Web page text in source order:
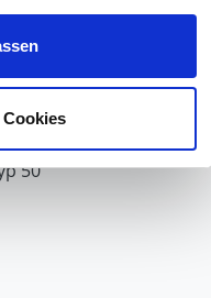
10
30
40
50